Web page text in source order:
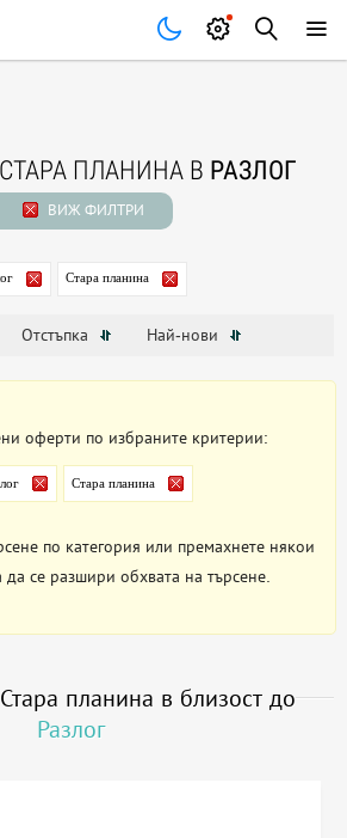
ПЛАНИНА В РАЗЛОГ
ВИЖ ФИЛТРИ
Стара планина
Отстъпка Най-нови
оферти по избраните критерии:
Стара планина
по категория или премахнете някои
да се разшири обхвата на търсене.
планина в близост до
Разлог